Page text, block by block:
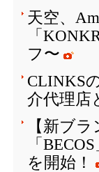
天空、
「
フ〜
CLINKS
介代理店
【新ブ
「
を開始！